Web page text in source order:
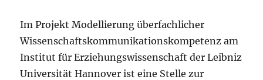
Im Projekt Modellierung überfachlicher
Wissenschaftskommunikationskompetenz am
Institut für Erziehungswissenschaft der Leibniz
Universität Hannover ist eine Stelle zur